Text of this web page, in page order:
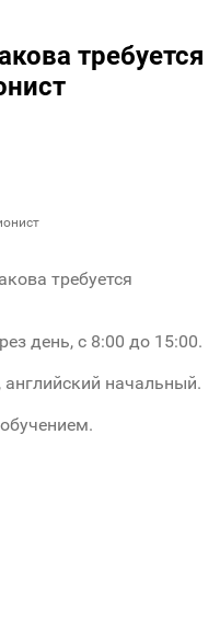
требуется
требуется
день, с 8:00 до 15:00.
английский начальный.